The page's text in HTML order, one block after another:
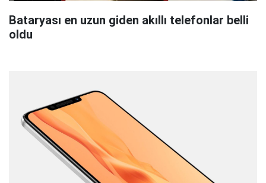
Bataryası en uzun giden akıllı telefonlar belli
oldu